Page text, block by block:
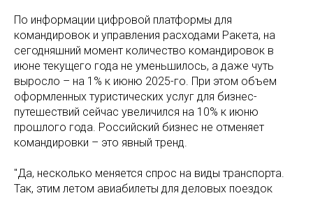
По информации цифровой платформы для
командировок и управления расходами Ракета, на
сегодняшний момент количество командировок в
июне текущего года не уменьшилось, а даже чуть
выросло – на 1% к июню 2025-го. При этом объем
оформленных туристических услуг для бизнес-
путешествий сейчас увеличился на 10% к июню
прошлого года. Российский бизнес не отменяет
командировки – это явный тренд.
"Да, несколько меняется спрос на виды транспорта.
Так, этим летом авиабилеты для деловых поездок